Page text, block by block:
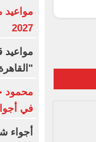
2027
مواعيد
محمود
في
أجواء